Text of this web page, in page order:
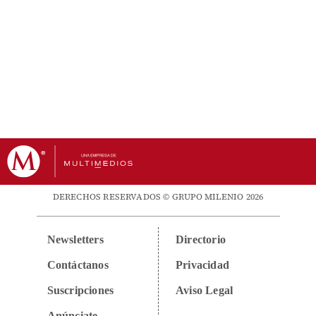
DERECHOS RESERVADOS © GRUPO MILENIO 2026
Newsletters
Contáctanos
Suscripciones
Directorio
Privacidad
Aviso Legal